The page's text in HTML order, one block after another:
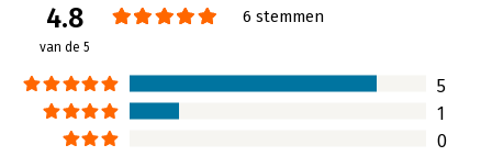
volgens haar onderscheidend.
4.8
van de 5
6 stemmen
5
1
0